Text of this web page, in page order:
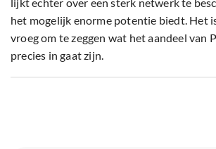
het mogelijk enorme potentie biedt. Het
vroeg om te zeggen wat het aandeel van
precies in gaat zijn.